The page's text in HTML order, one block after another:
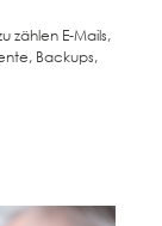
zählen E-Mails,
Backups,